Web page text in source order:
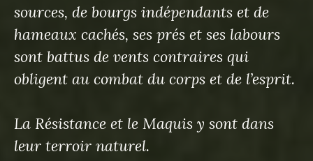
sources, de bourgs indépendants et de
hameaux cachés, ses prés et ses labours
sont battus de vents contraires qui
obligent au combat du corps et de l’esprit.
La Résistance et le Maquis y sont dans
leur terroir naturel.